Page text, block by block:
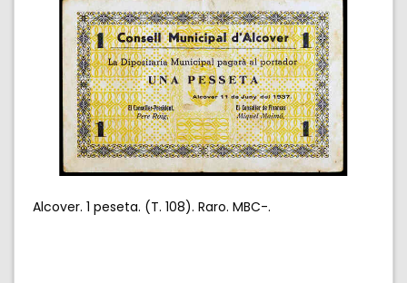
Alcover. 1 peseta. (T. 108). Raro. MBC-.